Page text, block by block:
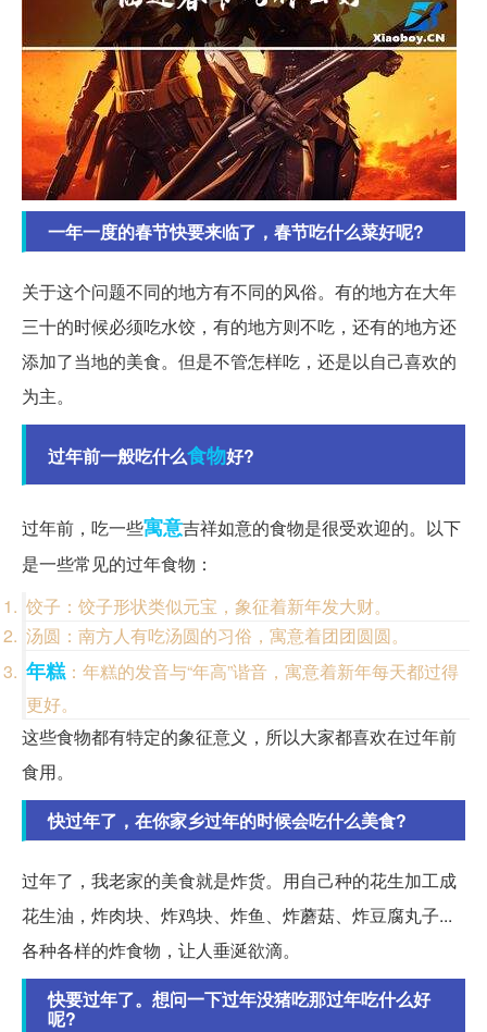
一年一度的春节快要来临了，春节吃什么菜好呢?
关于这个问题不同的地方有不同的风俗。有的地方在大年
三十的时候必须吃水饺，有的地方则不吃，还有的地方还
添加了当地的美食。但是不管怎样吃，还是以自己喜欢的
为主。
过年前一般吃什么食物好?
过年前，吃一些寓意吉祥如意的食物是很受欢迎的。以下
是一些常见的过年食物：
饺子：饺子形状类似元宝，象征着新年发大财。
汤圆：南方人有吃汤圆的习俗，寓意着团团圆圆。
年糕：年糕的发音与“年高”谐音，寓意着新年每天都过得
更好。
这些食物都有特定的象征意义，所以大家都喜欢在过年前
食用。
快过年了，在你家乡过年的时候会吃什么美食?
过年了，我老家的美食就是炸货。用自己种的花生加工成
花生油，炸肉块、炸鸡块、炸鱼、炸蘑菇、炸豆腐丸子...
各种各样的炸食物，让人垂涎欲滴。
快要过年了。想问一下过年没猪吃那过年吃什么好
呢?